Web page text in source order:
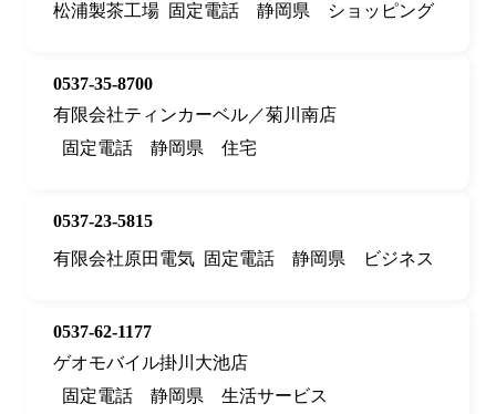
松浦製茶工場 固定電話 静岡県 ショッピング
0537-35-8700
有限会社ティンカーベル／菊川南店
固定電話
静岡県 住宅
0537-23-5815
有限会社原田電気 固定電話 静岡県 ビジネス
0537-62-1177
ゲオモバイル掛川大池店
固定電話
静岡県 生活サービス